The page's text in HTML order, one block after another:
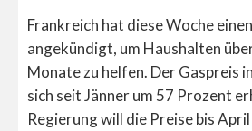
Frankreich hat diese Woche
angekündigt, um Haushalten
Monate zu helfen. Der Gaspreis
sich seit Jänner um 57 Prozent
Regierung will die Preise bis